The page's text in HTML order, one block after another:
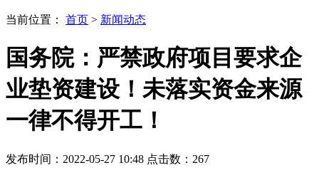
当前位置： 首页 > 新闻动态
国务院：严禁政府项目要求企
业垫资建设！未落实资金来源
一律不得开工​！
发布时间：2022-05-27 10:48 点击数： 267